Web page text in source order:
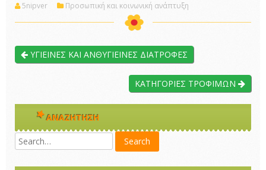
5nipver Προσωπική και κοινωνική ανάπτυξη
ΥΓΙΕΙΝΕΣ ΚΑΙ ΑΝΘΥΓΙΕΙΝΕΣ ΔΙΑΤΡΟΦΕΣ
ΚΑΤΗΓΟΡΙΕΣ ΤΡΟΦΙΜΩΝ
ΑΝΑΖΉΤΗΣΗ